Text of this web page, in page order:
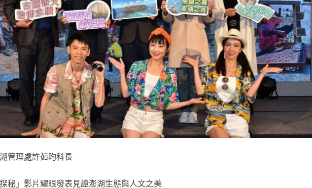
管理處許茹昀科長
秘」影片耀眼發表見證澎湖生態與人文之美